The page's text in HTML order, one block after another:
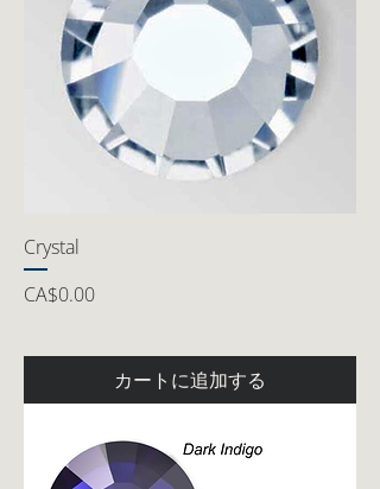
Crystal
価格
CA$0.00
カートに追加する